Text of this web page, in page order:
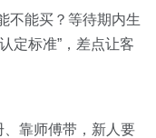
不能买？等待期内生
定标准”，差点让客
靠师傅带，新人要